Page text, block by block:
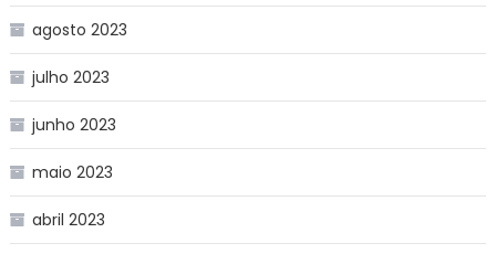
agosto 2023
julho 2023
junho 2023
maio 2023
abril 2023